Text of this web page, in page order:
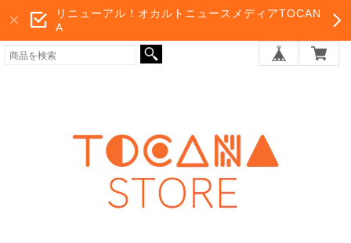
リニューアル！オカルトニュースメディアTOCAN
A